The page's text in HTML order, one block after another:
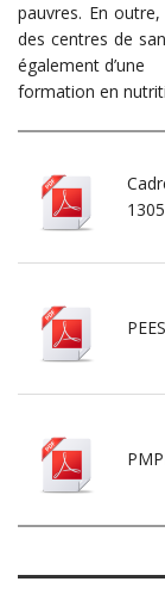
pauvres. En
des centres de
également d’une
formation en